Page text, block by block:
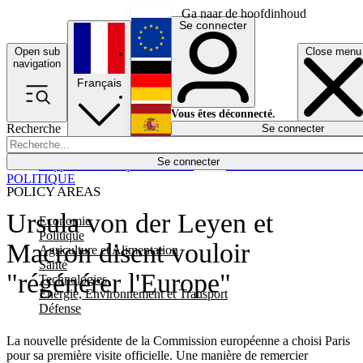
Ga naar de hoofdinhoud
Open sub
navigation
Close menu
Recherche
Se connecter
POLICY AREAS
Economie
Politique
Agriculture et Alimentation
Santé
Technologies
Energie, Environnement et Transport
Défense
Économie
Français
English
Deutsch
Español
Se connecter
Vous êtes déconnecté.
Se connecter
Ursula von der Leyen et
Macron disent vouloir
"régénérer l'Europe"
La nouvelle présidente de la Commission européenne a choisi Paris
pour sa première visite officielle. Une manière de remercier
POLITIQUE